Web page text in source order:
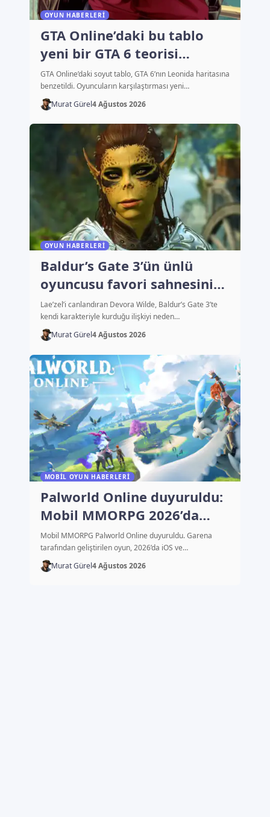
OYUN HABERLERI
GTA Online’daki bu tablo
yeni bir GTA 6 teorisi
başlattı
GTA Online’daki soyut tablo, GTA 6’nın Leonida haritasına
benzetildi. Oyuncuların karşılaştırması yeni…
Murat Gürel4 Ağustos 2026
OYUN HABERLERI
Baldur’s Gate 3’ün ünlü
oyuncusu favori sahnesini
açıkladı
Lae’zel’i canlandıran Devora Wilde, Baldur’s Gate 3’te
kendi karakteriyle kurduğu ilişkiyi neden…
Murat Gürel4 Ağustos 2026
MOBIL OYUN HABERLERI
Palworld Online duyuruldu:
Mobil MMORPG 2026’da
çıkacak
Mobil MMORPG Palworld Online duyuruldu. Garena
tarafından geliştirilen oyun, 2026’da iOS ve…
Murat Gürel4 Ağustos 2026